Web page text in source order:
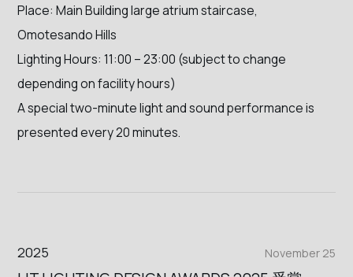
Place: Main Building large atrium staircase,
Omotesando Hills
Lighting Hours: 11:00 – 23:00 (subject to change
depending on facility hours)
A special two-minute light and sound performance is
presented every 20 minutes.
2025 November 25